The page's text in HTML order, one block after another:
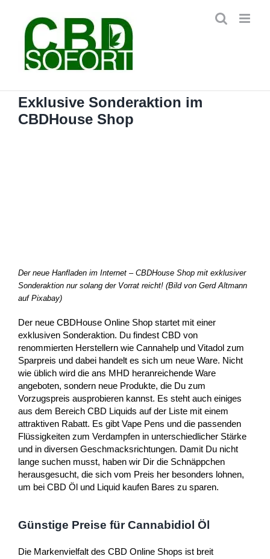
springen
Exklusive Sonderaktion im
CBDHouse Shop
Der neue Hanfladen im Internet – CBDHouse Shop mit exklusiver
Sonderaktion nur solang der Vorrat reicht! (Bild von Gerd Altmann
auf Pixabay)
Der neue CBDHouse Online Shop startet mit einer
exklusiven Sonderaktion. Du findest CBD von
renommierten Herstellern wie Cannahelp und Vitadol zum
Sparpreis und dabei handelt es sich um neue Ware. Nicht
wie üblich wird die ans MHD heranreichende Ware
angeboten, sondern neue Produkte, die Du zum
Vorzugspreis ausprobieren kannst. Es steht auch einiges
aus dem Bereich CBD Liquids auf der Liste mit einem
attraktiven Rabatt. Es gibt Vape Pens und die passenden
Flüssigkeiten zum Verdampfen in unterschiedlicher Stärke
und in diversen Geschmacksrichtungen. Damit Du nicht
lange suchen musst, haben wir Dir die Schnäppchen
herausgesucht, die sich vom Preis her besonders lohnen,
um bei CBD Öl und Liquid kaufen Bares zu sparen.
Günstige Preise für Cannabidiol Öl
Die Markenvielfalt des CBD Online Shops ist breit